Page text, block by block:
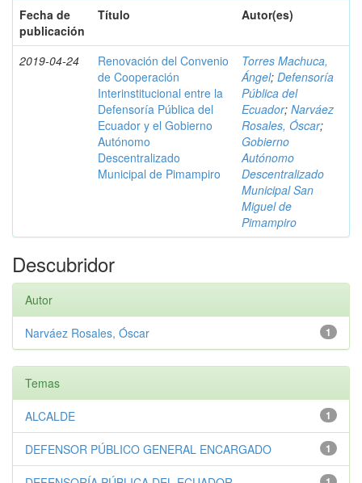
Fecha de
publicación
Título Autor(es)
2019-04-24
Renovación del Convenio
de Cooperación
Interinstitucional entre la
Defensoría Pública del
Ecuador y el Gobierno
Autónomo
Descentralizado
Municipal de Pimampiro
Torres Machuca,
Ángel; Defensoría
Pública del
Ecuador; Narváez
Rosales, Óscar;
Gobierno
Autónomo
Descentralizado
Municipal San
Miguel de
Pimampiro
Descubridor
Autor
1
Narváez Rosales, Óscar
Temas
1
ALCALDE
1
DEFENSOR PÚBLICO GENERAL ENCARGADO